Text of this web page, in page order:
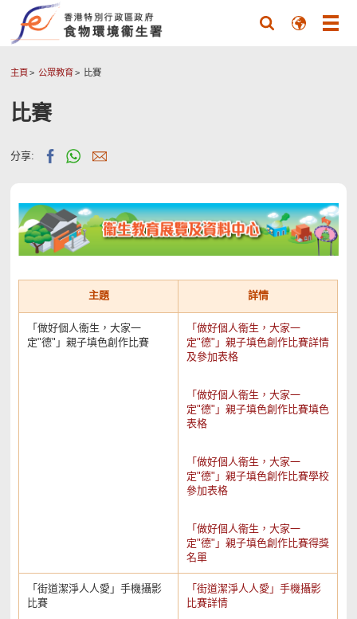
主頁 公眾教育 比賽
比賽
分享:
主題 詳情
「做好個人衞生，大家一
定"德"」親子填色創作比賽
「做好個人衞生，大家一
定"德"」親子填色創作比賽詳情
及參加表格
「做好個人衞生，大家一
定"德"」親子填色創作比賽填色
表格
「做好個人衞生，大家一
定"德"」親子填色創作比賽學校
參加表格
「做好個人衞生，大家一
定"德"」親子填色創作比賽得獎
名單
「街道潔淨人人愛」手機攝影
比賽
「街道潔淨人人愛」手機攝影
比賽詳情